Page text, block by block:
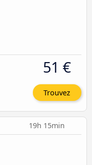
51 €
Trouvez
19h 15min